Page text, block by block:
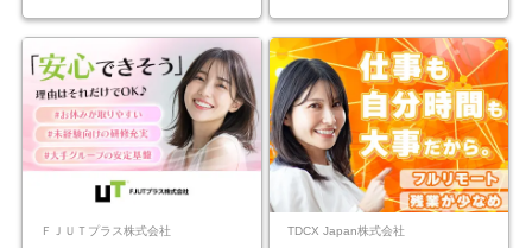
ＦＪＵＴプラス株式会社 TDCX Japan株式会社